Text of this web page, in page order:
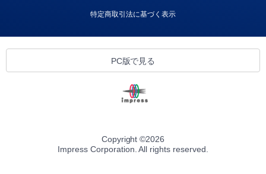
特定商取引法に基づく表示
PC版で見る
Copyright ©2026
Impress Corporation. All rights reserved.